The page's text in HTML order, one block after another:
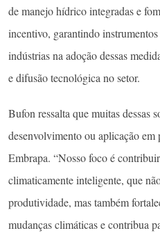
de manejo hídrico integradas e
incentivo, garantindo
indústrias na adoção dessas
e difusão tecnológica no setor.
Bufon ressalta que muitas dessas
desenvolvimento ou aplicação em
Embrapa. “Nosso foco é
climaticamente inteligente, que
produtividade, mas também
mudanças climáticas e contribua